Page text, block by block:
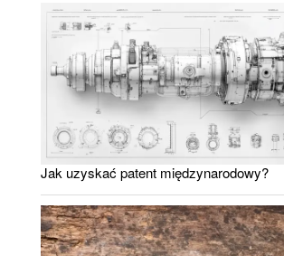
Jak uzyskać patent międzynarodowy?